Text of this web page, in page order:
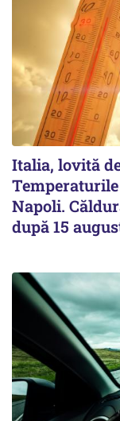
Italia, lovită
Napoli.
după 15